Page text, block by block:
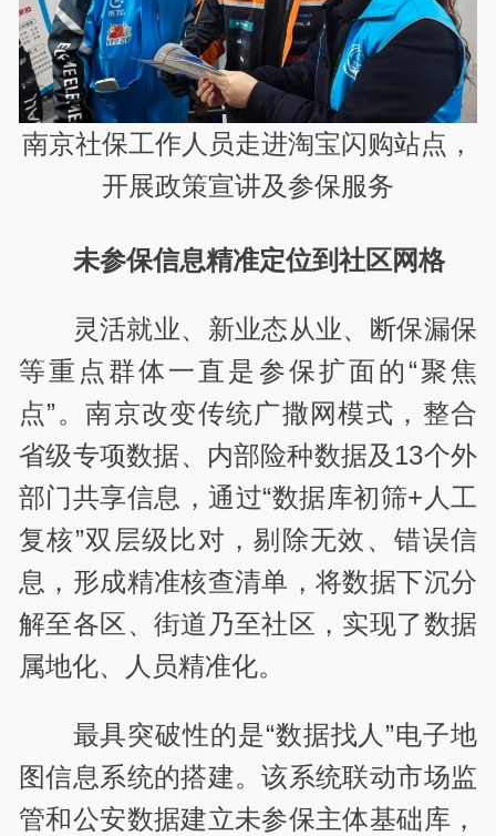
南京社保工作人员走进淘宝闪购站点，
开展政策宣讲及参保服务
未参保信息精准定位到社区网格
灵活就业、新业态从业、断保漏保
等重点群体一直是参保扩面的“聚焦
点”。南京改变传统广撒网模式，整合
省级专项数据、内部险种数据及13个外
部门共享信息，通过“数据库初筛+ 人工
复核”双层级比对，剔除无效、错误信
息，形成精准核查清单，将数据下沉分
解至各区、街道乃至社区，实现了数据
属地化、人员精准化。
最具突破性的是“数据找人 ”电子地
图信息系统的搭建。该系统联动市场监
管和公安数据建立未参保主体基础库，